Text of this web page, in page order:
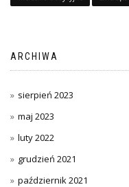
ARCHIWA
sierpień 2023
maj 2023
luty 2022
grudzień 2021
październik 2021